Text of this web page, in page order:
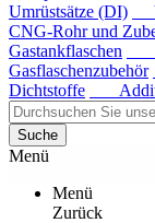
Umrüstsätze (DI)
CNG-Rohr und
Gastankflaschen
Gasflaschenzubehör
Dichtstoffe
Suche
Menü
Menü
Zurück